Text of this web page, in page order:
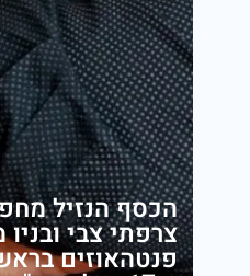
הכסף הנזיל
פנטהאוזים